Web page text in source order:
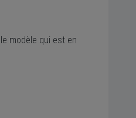
modèle qui est en